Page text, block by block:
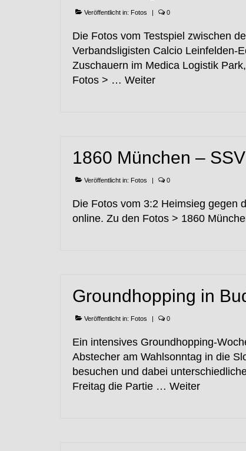
Veröffentlicht in: Fotos | 0
Die Fotos vom Testspiel zwischen
Verbandsligisten Calcio Leinfelden-
Zuschauern im Medica Logistik
Fotos > … Weiter
1860 München –
Veröffentlicht in: Fotos | 0
Die Fotos vom 3:2 Heimsieg gegen
online. Zu den Fotos > 1860
Groundhopping in
Veröffentlicht in: Fotos | 0
Ein intensives Groundhopping-
Abstecher am Wahlsonntag in die
besuchen und dabei
Freitag die Partie … Weiter